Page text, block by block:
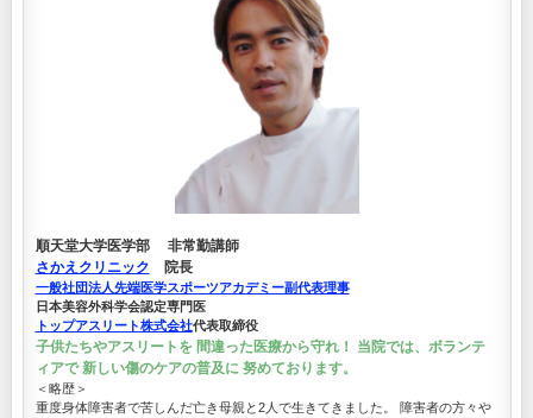
順天堂大学医学部 非常勤講師
さかえクリニック 院長
一般社団法人先端医学スポーツアカデミー副代表理事
日本美容外科学会認定専門医
トップアスリート株式会社代表取締役
子供たちやアスリートを 間違った医療から守れ！ 当院では、ボランテ
ィアで 新しい傷のケアの普及に 努めております。
＜略歴＞
重度身体障害者で苦しんだ亡き母親と2人で生きてきました。 障害者の方々や